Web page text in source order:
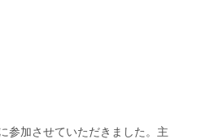
参加させていただきました。主